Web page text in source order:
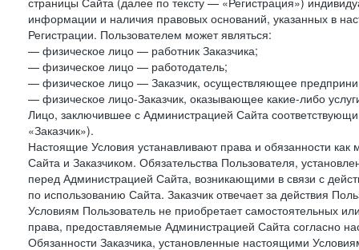
информации и наличия правовых оснований, указанных в
Регистрации. Пользователем может являться:
— физическое лицо — работник Заказчика;
— физическое лицо — работодатель;
— физическое лицо — Заказчик, осуществляющее
— физическое лицо-Заказчик, оказывающее какие-либо
Лицо, заключившее с Администрацией Сайта
«Заказчик»).
Настоящие Условия устанавливают права и обязанности
Сайта и Заказчиком. Обязательства Пользователя,
перед Администрацией Сайта, возникающими в связи с
по использованию Сайта. Заказчик отвечает за действия
Условиям Пользователь не приобретает самостоятельных
права, предоставляемые Администрацией Сайта согласно
Обязанности Заказчика, установленные настоящими